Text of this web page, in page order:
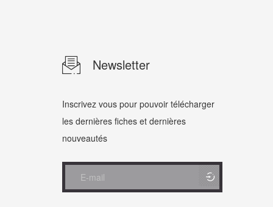
Newsletter
Inscrivez vous pour pouvoir télécharger
les dernières fiches et dernières
nouveautés